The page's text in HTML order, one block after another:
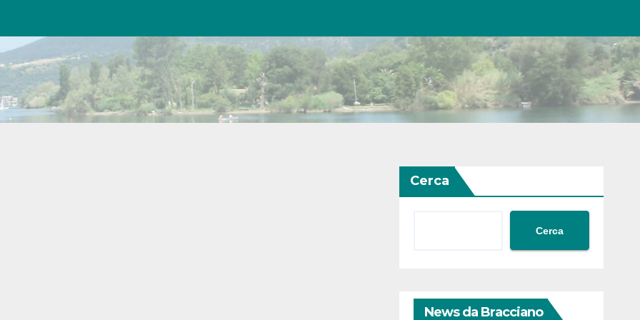
Cerca
Cerca
News da Bracciano